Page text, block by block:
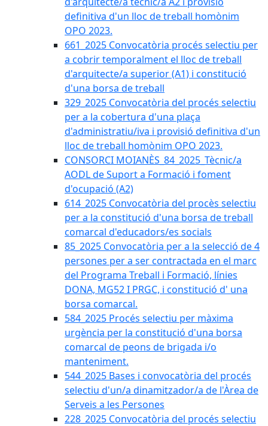
definitiva d'un lloc de treball homònim
OPO 2023.
661_2025 Convocatòria procés selectiu per
a cobrir temporalment el lloc de treball
d'arquitecte/a superior (A1) i constitució
d'una borsa de treball
329_2025 Convocatòria del procés selectiu
per a la cobertura d'una plaça
d'administratiu/iva i provisió definitiva d'un
lloc de treball homònim OPO 2023.
CONSORCI MOIANÈS_84_2025_Tècnic/a
AODL de Suport a Formació i foment
d'ocupació (A2)
614_2025 Convocatòria del procès selectiu
per a la constitució d'una borsa de treball
comarcal d'educadors/es socials
85_2025 Convocatòria per a la selecció de 4
persones per a ser contractada en el marc
del Programa Treball i Formació, línies
DONA, MG52 I PRGC, i constitució d' una
borsa comarcal.
584_2025 Procés selectiu per màxima
urgència per la constitució d'una borsa
comarcal de peons de brigada i/o
manteniment.
544_2025 Bases i convocatòria del procés
selectiu d'un/a dinamitzador/a de l'Àrea de
Serveis a les Persones
228_2025 Convocatòria del procés selectiu